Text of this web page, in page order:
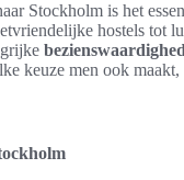
Stockholm is het
hostels tot
keuze men ook